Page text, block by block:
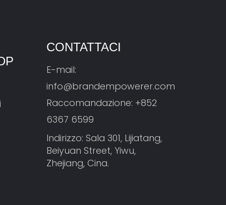
CONTATTACI
E-mail:
info@brandempowerer.com
Raccomandazione: +852
6367 6599
Indirizzo: Sala 301, Lijiatang,
Beiyuan Street, Yiwu,
Zhejiang, Cina.